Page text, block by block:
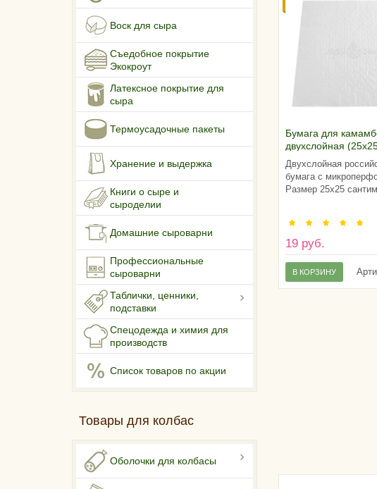
Воск для сыра
Съедобное покрытие
Экокроут
Латексное покрытие для
сыра
Термоусадочные пакеты
Хранение и выдержка
Книги о сыре и
сыроделии
Домашние сыроварни
Профессиональные
сыроварни
Таблички, ценники,
подставки
Спецодежда и химия для
производств
Список товаров по акции
Товары для колбас
Оболочки для колбасы
Бумага для
двухслойная
Россия
Двухслойная
бумага с
Размер 25х25
19 руб.
В КОРЗИНУ